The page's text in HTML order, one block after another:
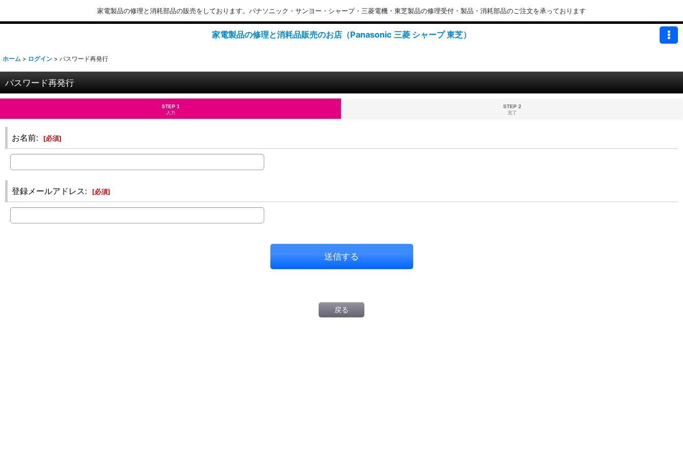
家電製品の修理と消耗部品の販売をしております。パナソニック・サンヨー・シャープ・三菱電機・東芝製品の修理受付・製品・消耗部品のご注文を承っております
家電製品の修理と消耗品販売のお店（Panasonic 三菱 シャープ 東芝）
ホーム > ログイン > パスワード再発行
パスワード再発行
STEP 1
入力
STEP 2
完了
お名前: [必須]
登録メールアドレス: [必須]
送信する
戻る